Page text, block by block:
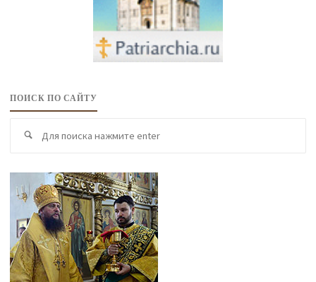
ПОИСК ПО САЙТУ
Поиск